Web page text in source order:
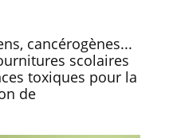
cancérogènes...
scolaires
toxiques pour la
de